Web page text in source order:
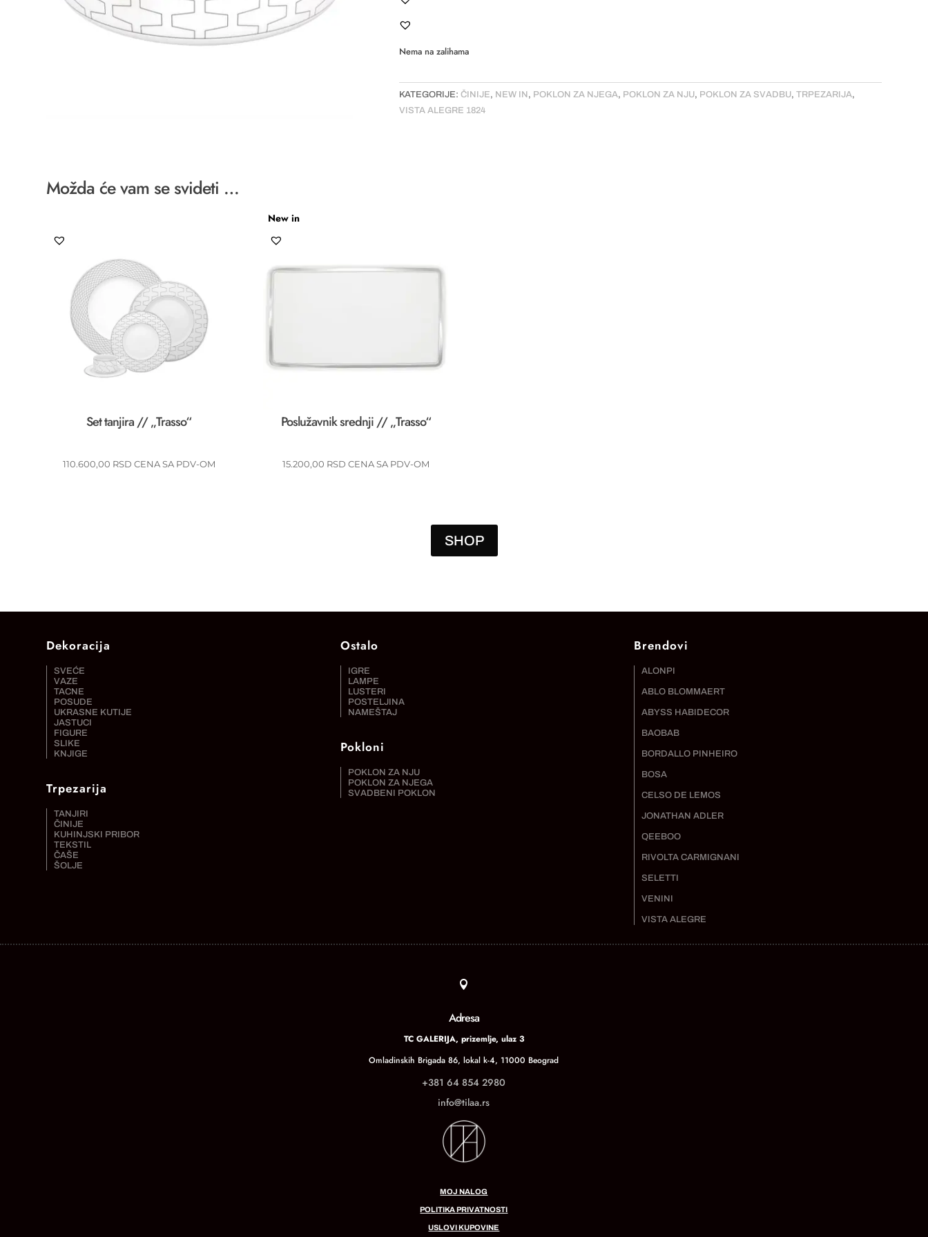
Nema na zalihama
KATEGORIJE: ČINIJE, NEW IN , POKLON ZA NJEGA, POKLON ZA NJU, POKLON ZA SVADBU, TRPEZARIJA,
VISTA ALEGRE 1824
Možda će vam se svideti …
Set tanjira // „Trasso“
110.600,00 RSD CENA SA PDV-OM
New in
Poslužavnik srednji // „Trasso“
15.200,00 RSD CENA SA PDV-OM
SHOP
Dekoracija
SVEĆE
VAZE
TACNE
POSUDE
UKRASNE KUTIJE
JASTUCI
FIGURE
SLIKE
KNJIGE
Trpezarija
TANJIRI
ČINIJE
KUHINJSKI PRIBOR
TEKSTIL
ČAŠE
ŠOLJE
Ostalo
IGRE
LAMPE
LUSTERI
POSTELJINA
NAMEŠTAJ
Pokloni
POKLON ZA NJU
POKLON ZA NJEGA
SVADBENI POKLON
Brendovi
ALONPI
ABLO BLOMMAERT
ABYSS HABIDECOR
BAOBAB
BORDALLO PINHEIRO
BOSA
CELSO DE LEMOS
JONATHAN ADLER
QEEBOO
RIVOLTA CARMIGNANI
SELETTI
VENINI
VISTA ALEGRE

Adresa
TC GALERIJA, prizemlje, ulaz 3
Omladinskih Brigada 86, lokal k-4, 11000 Beograd
+381 64 854 2980
info@tilaa.rs
MOJ NALOG
POLITIKA PRIVATNOSTI
USLOVI KUPOVINE